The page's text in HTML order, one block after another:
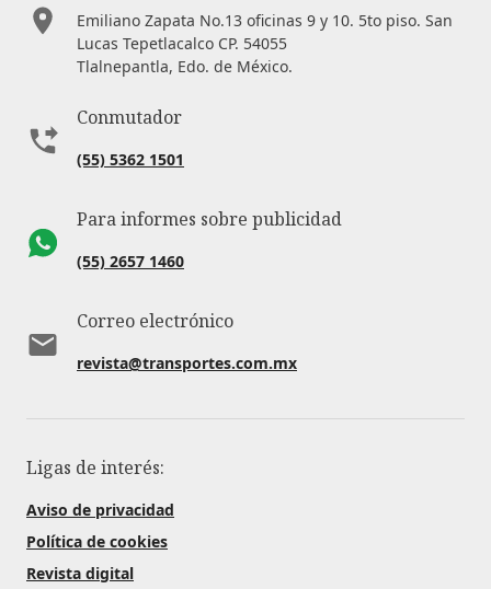
Emiliano Zapata No.13 oficinas 9 y 10. 5to piso. San
Lucas Tepetlacalco CP. 54055
Tlalnepantla, Edo. de México.
Conmutador
(55) 5362 1501
Para informes sobre publicidad
(55) 2657 1460
Correo electrónico
revista@transportes.com.mx
Ligas de interés:
Aviso de privacidad
Política de cookies
Revista digital